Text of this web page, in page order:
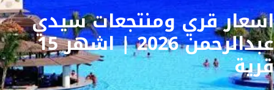
اسعار قري ومنتجعات سيدي
عبدالرحمن 2026 | اشهر 15
قرية